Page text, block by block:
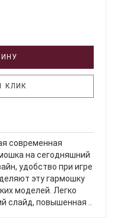
КЛИК
современная
на сегодняшний
удобство при игре
эту гармошку
моделей. Легко
повышенная ..